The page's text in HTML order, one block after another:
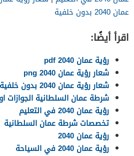
عمان 2040 بدون خلفية
اقرأ أيضًا:
رؤية عمان 2040 pdf
شعار رؤية عمان 2040 png
شعار رؤية عمان 2040 بدون خلفية
شرطة عمان السلطانية الجوازات
رؤية عمان 2040 في التعليم
تخصصات شرطة عمان السلطانية
رؤية عمان 2040
رؤية عمان 2040 في السياحة